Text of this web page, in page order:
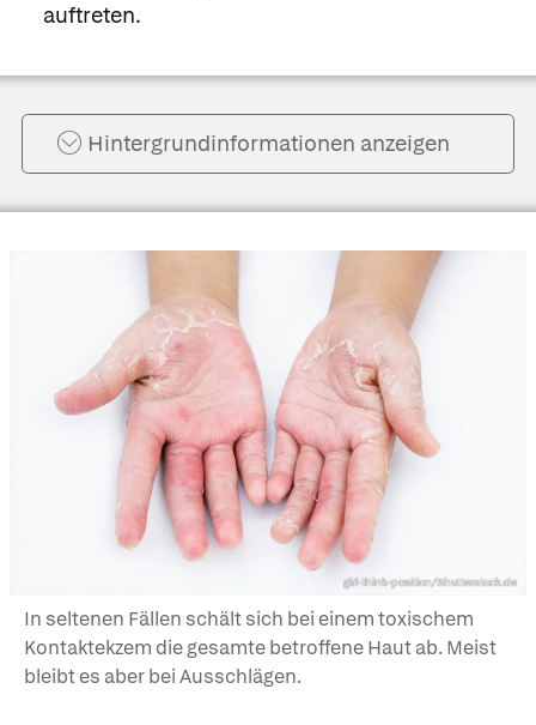
auftreten.
Hintergrund­informationen anzeigen
girl-think-position/Shutterstock.de
In seltenen Fällen schält sich bei einem toxischem
Kontaktekzem die gesamte betroffene Haut ab. Meist
bleibt es aber bei Ausschlägen.